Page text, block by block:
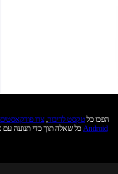
הפכו כלטקסט לדיבור,צרו פודקאסטים
כל שאלה תוך כדי תנועה עם אפליקצייתAndroid